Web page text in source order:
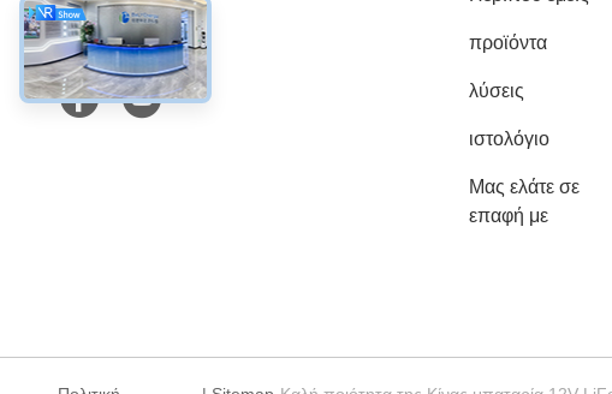
Κοινωνικά Μέσα προϊόντα
λύσεις
ιστολόγιο
Μας ελάτε σε
επαφή με